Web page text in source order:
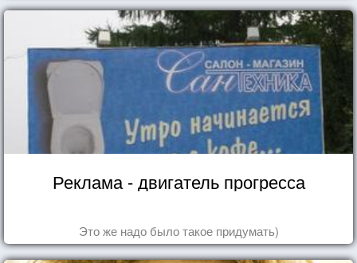
Реклама - двигатель прогресса
Это же надо было такое придумать)